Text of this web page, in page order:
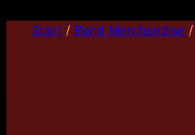
Start / Band Merchandise /